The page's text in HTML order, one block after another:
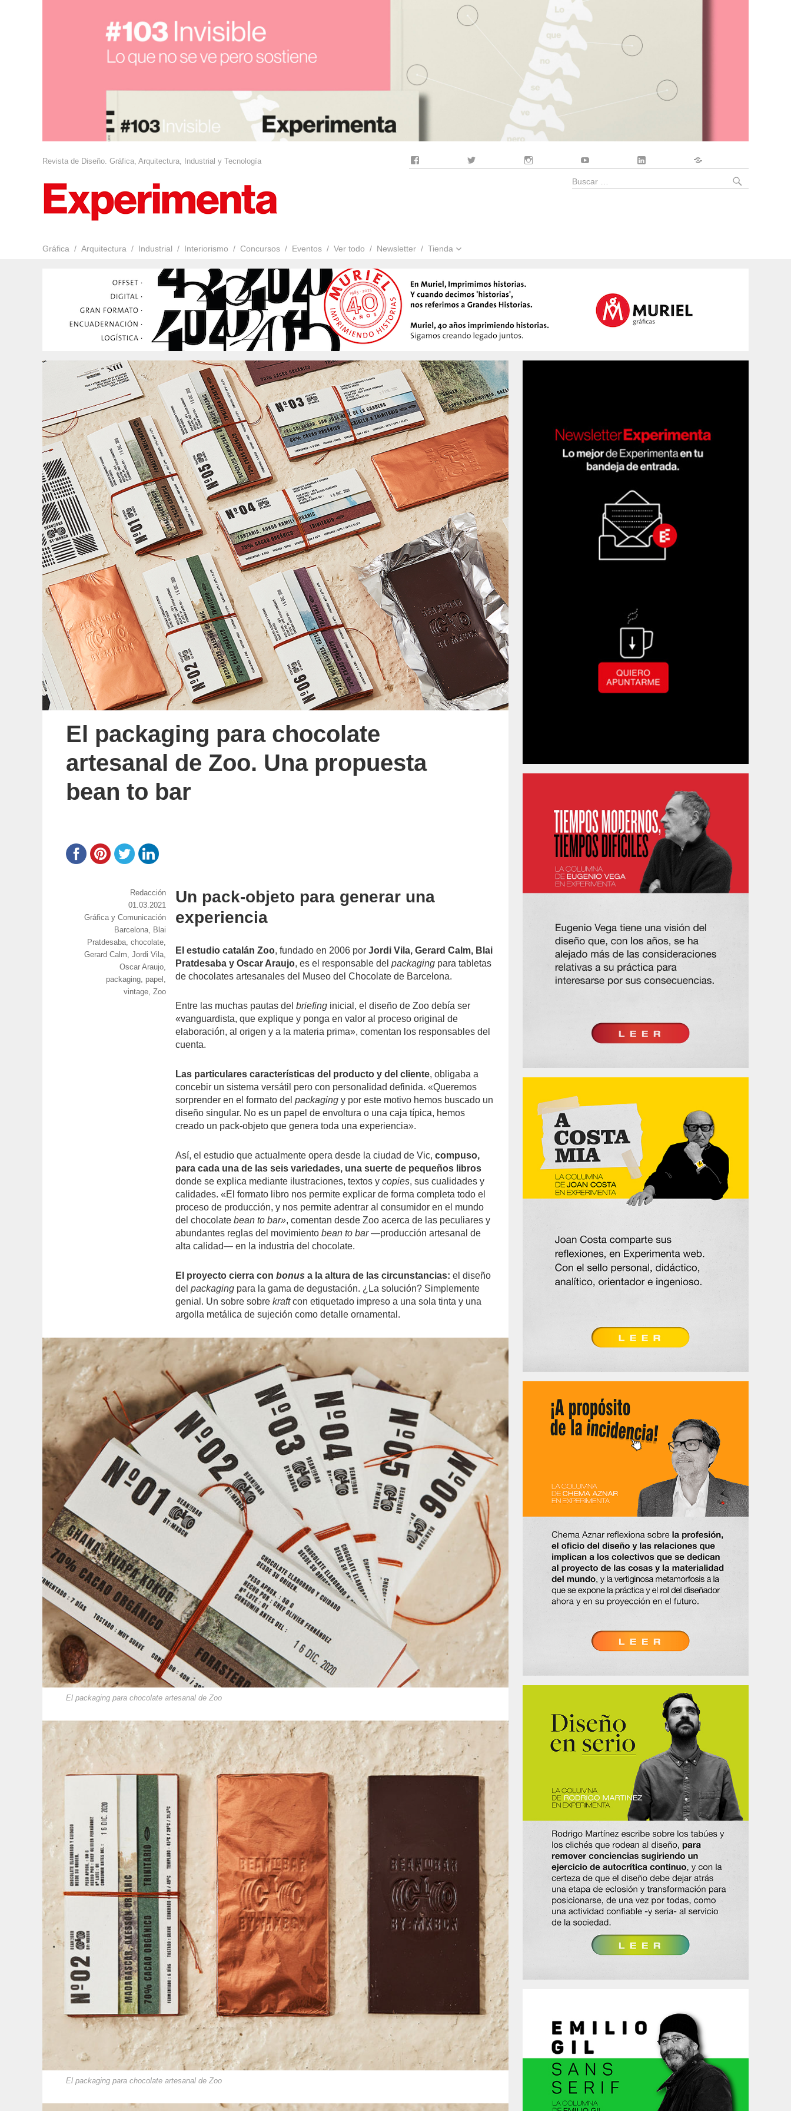
Revista de Diseño. Gráfica, Arquitectura, Industrial y Tecnología
Gráfica Arquitectura Industrial Interiorismo Concursos Eventos Ver todo Newsletter Tienda
Buscar
El packaging para chocolate
artesanal de Zoo. Una propuesta
bean to bar
Un pack-objeto para generar una
experiencia
El estudio catalán Zoo, fundado en 2006 porJordi Vila, Gerard Calm, Blai
Pratdesaba y Oscar Araujo, es el responsable del packaging para tabletas
de chocolates artesanales del Museo del Chocolate de Barcelona.
Entre las muchas pautas delbriefing inicial, el diseño de Zoo debía ser
«vanguardista, que explique y ponga en valor al proceso original de
elaboración, al origen y a la materia prima», comentan los responsables del
cuenta.
Las particulares características del producto y del cliente, obligaba a
concebir un sistema versátil pero con personalidad definida. «Queremos
sorprender en el formato delpackaging y por este motivo hemos buscado un
diseño singular. No es un papel de envoltura o una caja típica, hemos
creado un pack-objeto que genera toda una experiencia».
Así, el estudio que actualmente opera desde la ciudad de Vic,compuso,
para cada una de las seis variedades, una suerte de pequeños libros
donde se explica mediante ilustraciones, textos ycopies, sus cualidades y
calidades. «El formato libro nos permite explicar de forma completa todo el
proceso de producción, y nos permite adentrar al consumidor en el mundo
del chocolatebean to bar», comentan desde Zoo acerca de las peculiares y
abundantes reglas del movimientobean to bar—producción artesanal de
alta calidad— en la industria del chocolate.
El proyecto cierra conbonus a la altura de las circunstancias: el diseño
delpackaging para la gama de degustación. ¿La solución? Simplemente
genial. Un sobre sobre kraftcon etiquetado impreso a una sola tinta y una
argolla metálica de sujeción como detalle ornamental.
El packaging para chocolate artesanal de Zoo
El packaging para chocolate artesanal de Zoo
https://www.experimenta.es/author/redaccion/
Redacción
Publicado
el
01.03.2021
Categorías
Gráfica y Comunicación
Etiquetas
Barcelona, Blai
Pratdesaba,chocolate,
Gerard Calm,Jordi Vila,
Oscar Araujo,
packaging, papel ,
vintage,Zoo